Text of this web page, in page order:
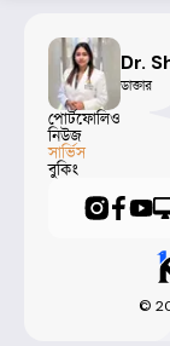
Dr.
ডাক্তার
পোর্টফোলিও
নিউজ
সার্ভিস
বুকিং
©